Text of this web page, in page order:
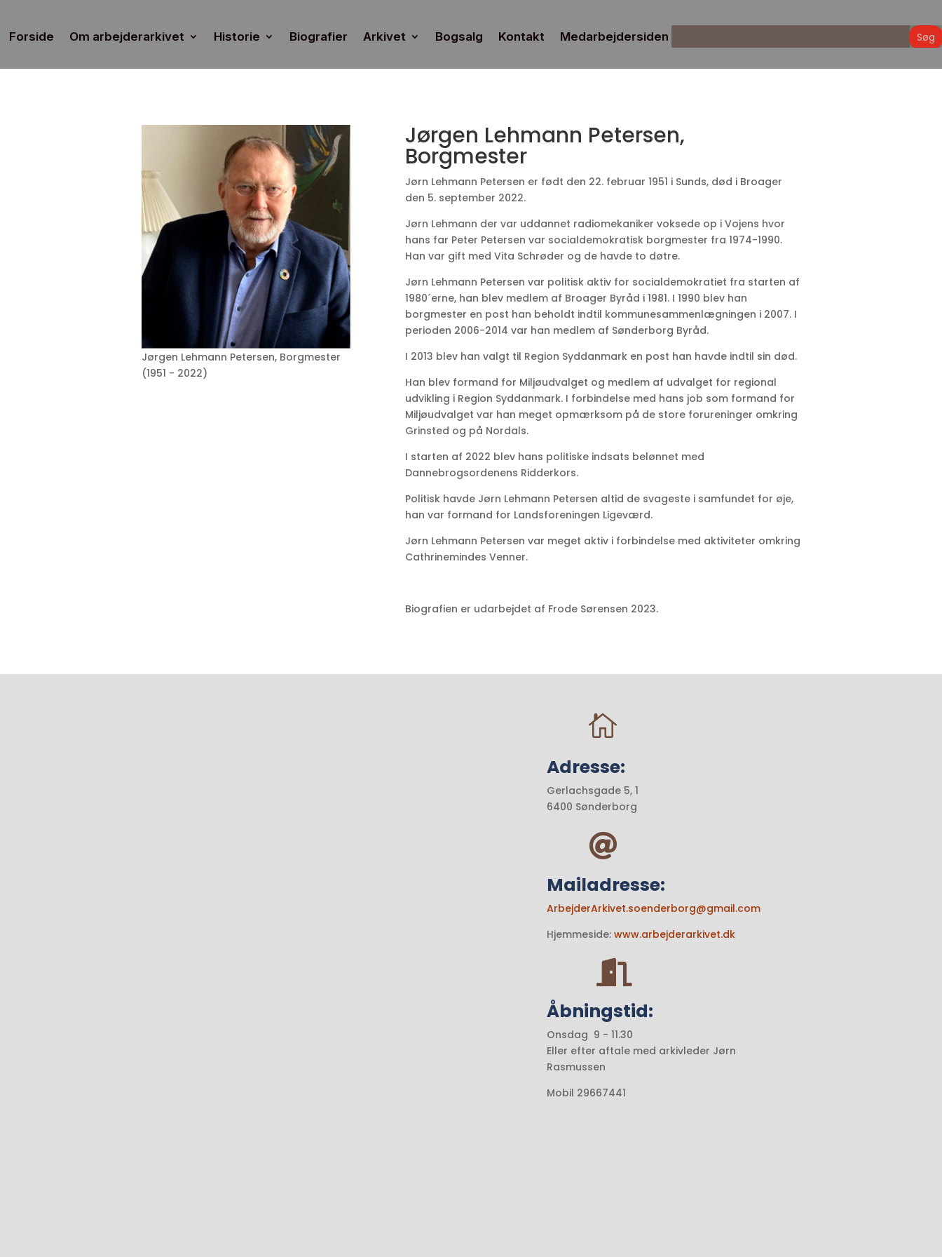
Forside Om arbejderarkivet Historie Biografier Arkivet Bogsalg Kontakt Medarbejdersiden
Jørgen Lehmann Petersen, Borgmester
(1951 - 2022)
Jørgen Lehmann Petersen,
Borgmester
Jørn Lehmann Petersen er født den 22. februar 1951 i Sunds, død i Broager
den 5. september 2022.
Jørn Lehmann der var uddannet radiomekaniker voksede op i Vojens hvor
hans far Peter Petersen var socialdemokratisk borgmester fra 1974-1990.
Han var gift med Vita Schrøder og de havde to døtre.
Jørn Lehmann Petersen var politisk aktiv for socialdemokratiet fra starten af
1980´erne, han blev medlem af Broager Byråd i 1981. I 1990 blev han
borgmester en post han beholdt indtil kommunesammenlægningen i 2007. I
perioden 2006-2014 var han medlem af Sønderborg Byråd.
I 2013 blev han valgt til Region Syddanmark en post han havde indtil sin død.
Han blev formand for Miljøudvalget og medlem af udvalget for regional
udvikling i Region Syddanmark. I forbindelse med hans job som formand for
Miljøudvalget var han meget opmærksom på de store forureninger omkring
Grinsted og på Nordals.
I starten af 2022 blev hans politiske indsats belønnet med
Dannebrogsordenens Ridderkors.
Politisk havde Jørn Lehmann Petersen altid de svageste i samfundet for øje,
han var formand for Landsforeningen Ligeværd.
Jørn Lehmann Petersen var meget aktiv i forbindelse med aktiviteter omkring
Cathrinemindes Venner.
Biografien er udarbejdet af Frode Sørensen 2023.

Adresse:
Gerlachsgade 5, 1
6400 Sønderborg

Mailadresse:
ArbejderArkivet.soenderborg@gmail.com
Hjemmeside: www.arbejderarkivet.dk

Åbningstid:
Onsdag 9 - 11.30
Eller efter aftale med arkivleder Jørn
Rasmussen
Mobil 29667441